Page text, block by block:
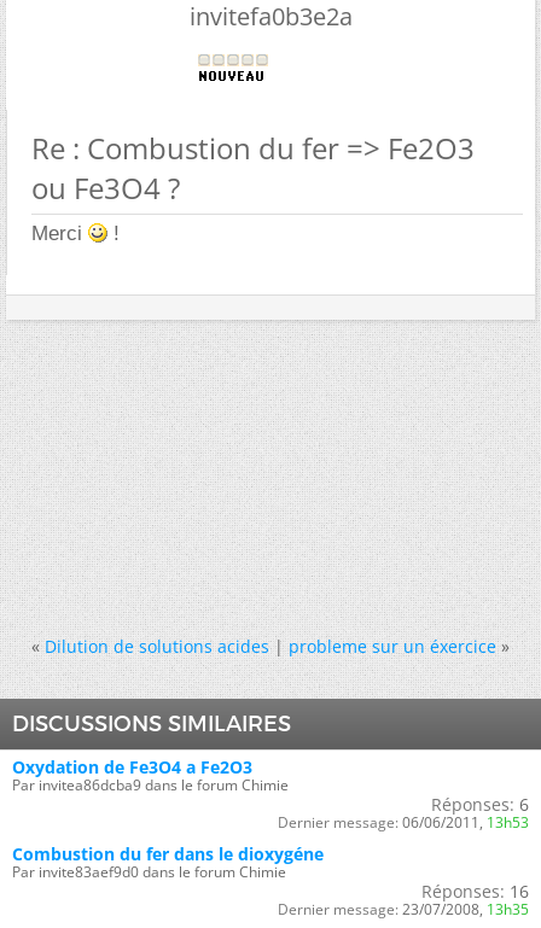
invitefa0b3e2a
Re : Combustion du fer => Fe2O3
ou Fe3O4 ?
Merci !
« Dilution de solutions acides|probleme sur un éxercice »
DISCUSSIONS SIMILAIRES
Oxydation de Fe3O4 a Fe2O3
Par invitea86dcba9 dans le forum Chimie
Réponses: 6
Dernier message: 06/06/2011, 13h53
Combustion du fer dans le dioxygéne
Par invite83aef9d0 dans le forum Chimie
Réponses: 16
Dernier message: 23/07/2008, 13h35